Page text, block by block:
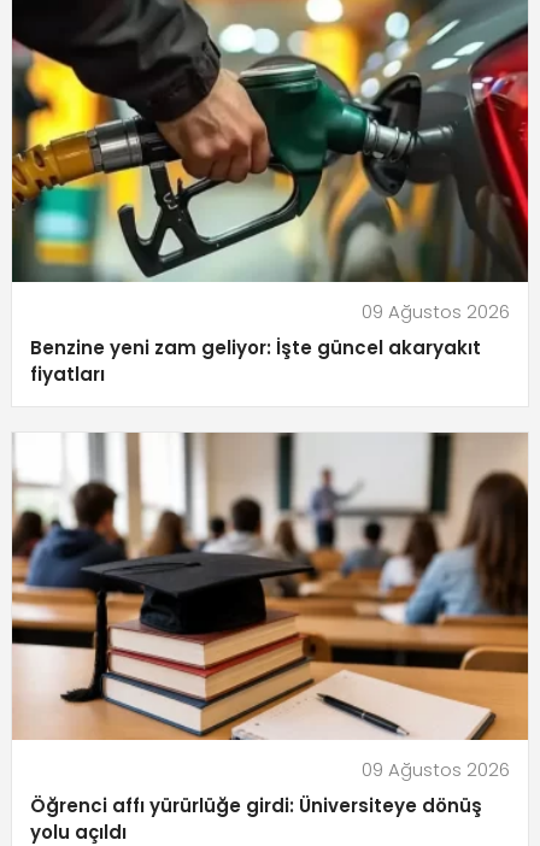
09 Ağustos 2026
Benzine yeni zam geliyor: İşte güncel akaryakıt
fiyatları
09 Ağustos 2026
Öğrenci affı yürürlüğe girdi: Üniversiteye dönüş
yolu açıldı